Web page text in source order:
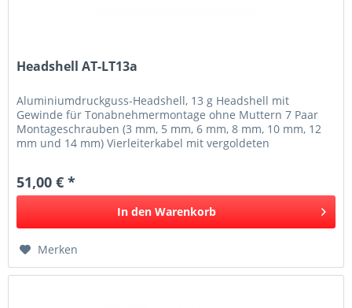
Headshell AT-LT13a
Aluminiumdruckguss-Headshell, 13 g Headshell mit
Gewinde für Tonabnehmermontage ohne Muttern 7 Paar
Montageschrauben (3 mm, 5 mm, 6 mm, 8 mm, 10 mm, 12
mm und 14 mm) Vierleiterkabel mit vergoldeten
51,00 € *
In den Warenkorb
Merken